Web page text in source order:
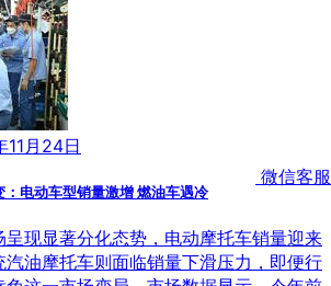
11月24日
电动车型销量激增 燃油车遇冷
现显著分化态势，电动摩托车销量迎来
油摩托车则面临销量下滑压力，即便行
微信客服